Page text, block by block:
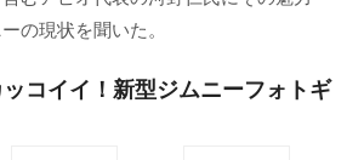
の現状を聞いた。
コイイ！新型ジムニーフォトギ